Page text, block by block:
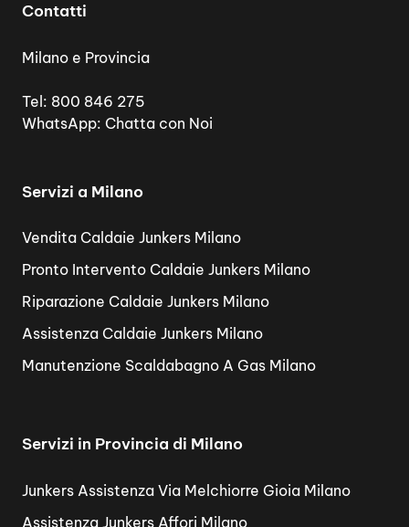
Contatti
Milano e Provincia
Tel: 800 846 275
WhatsApp: Chatta con Noi
Servizi a Milano
Vendita Caldaie Junkers Milano
Pronto Intervento Caldaie Junkers Milano
Riparazione Caldaie Junkers Milano
Assistenza Caldaie Junkers Milano
Manutenzione Scaldabagno A Gas Milano
Servizi in Provincia di Milano
Junkers Assistenza Via Melchiorre Gioia Milano
Assistenza Junkers Affori Milano